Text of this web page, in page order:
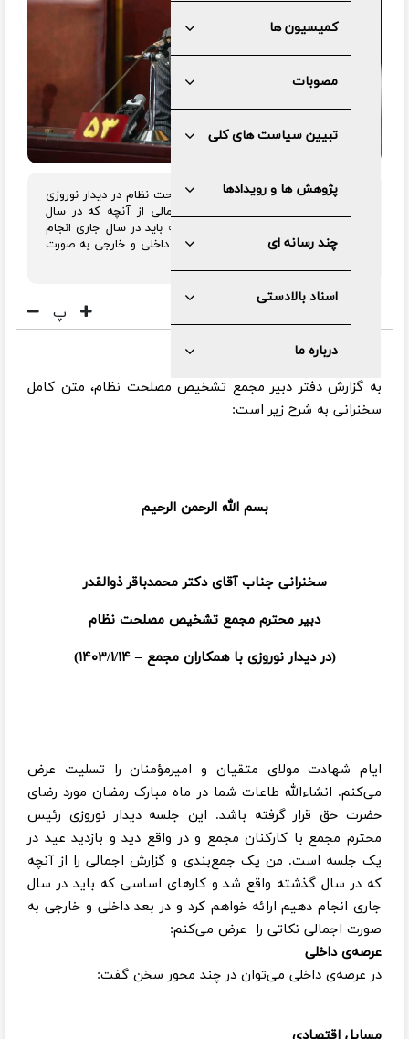
کمیسیون ها
مصوبات
تبیین سیاست های کلی
پژوهش ها و رویدادها
چند رسانه ای
اسناد بالادستی
درباره ما
دکتر ذوالقدر دبیر مجمع تشخیص مصلحت نظام در دیدار نوروزی
با کارکنان مجمع تشخیص، گزارش اجمالی از آنچه که در سال
گذشته واقع شده و کارهای اساسی که باید در سال جاری انجام
شود را ارائه کرد و نیز نکاتی را در ابعاد داخلی و خارجی به صورت
پ
به گزارش دفتر دبیر مجمع تشخیص مصلحت نظام، متن کامل
سخنرانی به شرح زیر است:
بسم الله الرحمن الرحیم
سخنرانی جناب آقای دکتر محمدباقر ذوالقدر
دبیر محترم مجمع تشخیص مصلحت نظام
(در دیدار نوروزی با همکاران مجمع–۱۴۰۳/۱/۱۴)
ایام شهادت مولای متقیان و امیرمؤمنان را تسلیت عرض
می‌کنم. انشاءالله طاعات شما در ماه مبارک رمضان مورد رضای
حضرت حق قرار گرفته باشد. این جلسه دیدار نوروزی رئیس
محترم مجمع با کارکنان مجمع و در واقع دید و بازدید عید در
یک جلسه است. من یک جمع‌بندی و گزارش اجمالی را از آنچه
که در سال گذشته واقع شد و کارهای اساسی که باید در سال
جاری انجام دهیم ارائه خواهم کرد و در بعد داخلی و خارجی به
صورت اجمالی نکاتی را عرض می‌کنم:
عرصه‌ی داخلی
در عرصه‌ی داخلی می‌توان در چند محور سخن گفت‌: